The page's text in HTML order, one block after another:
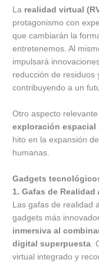
La realidad virtual
protagonismo con
que cambiarán la
entretenemos. Al
impulsará
reducción de residuos
contribuyendo a un
Otro aspecto
exploración espacial
hito en la expansión
humanas.
Gadgets
1. Gafas de
Las gafas de realidad
gadgets más
inmersiva al
digital superpuesta .
virtual integrado y